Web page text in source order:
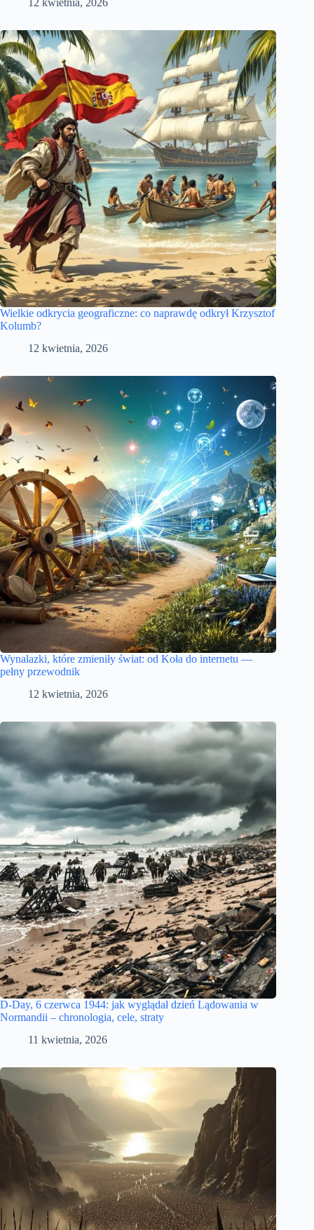
12 kwietnia, 2026
Wielkie odkrycia geograficzne: co naprawdę odkrył Krzysztof
Kolumb?
12 kwietnia, 2026
Wynalazki, które zmieniły świat: od Koła do internetu —
pełny przewodnik
12 kwietnia, 2026
D-Day, 6 czerwca 1944: jak wyglądał dzień Lądowania w
Normandii – chronologia, cele, straty
11 kwietnia, 2026